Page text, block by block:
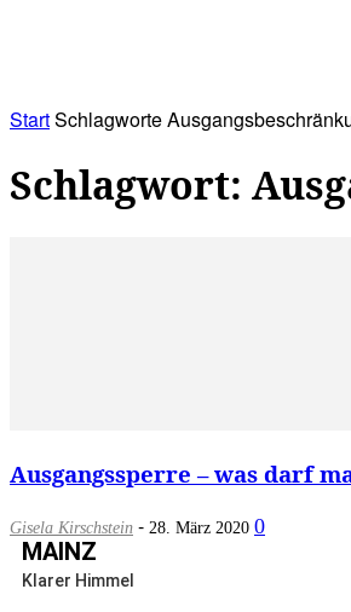
StartSchlagworte
Schlagwort:
Ausgangssperre – was darf
Gisela Kirschstein - 28. März 2020 0
MAINZ
Klarer Himmel